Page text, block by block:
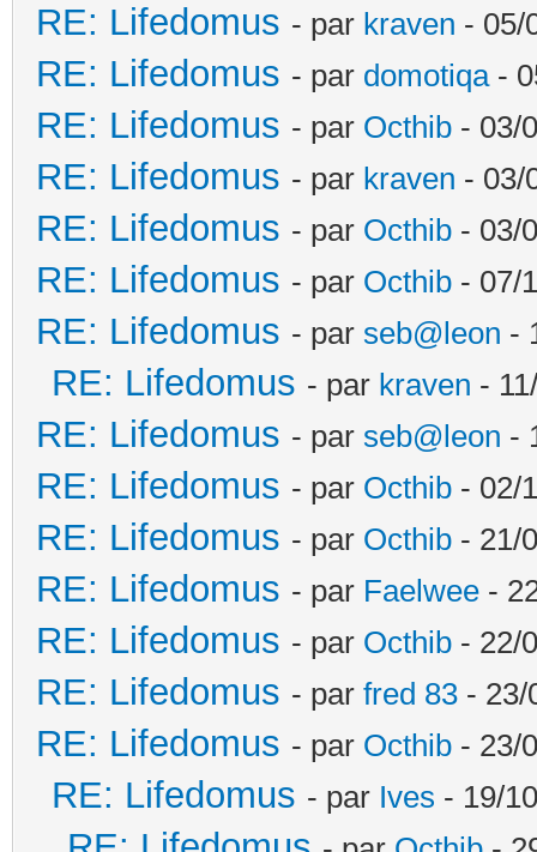
RE: Lifedomus - par kraven - 05/
RE: Lifedomus - par domotiqa-
RE: Lifedomus - par Octhib - 03/
RE: Lifedomus - par kraven - 03/
RE: Lifedomus - par Octhib - 03/
RE: Lifedomus - par Octhib - 07/
RE: Lifedomus - par seb@leon -
RE: Lifedomus - par kraven -
RE: Lifedomus - par seb@leon -
RE: Lifedomus - par Octhib - 02/
RE: Lifedomus - par Octhib - 21/
RE: Lifedomus - par Faelwee -
RE: Lifedomus - par Octhib - 22/
RE: Lifedomus - par fred 83 - 23/
RE: Lifedomus - par Octhib - 23/
RE: Lifedomus - par Ives - 19/